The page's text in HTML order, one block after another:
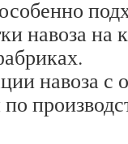
навоза на
навоза с